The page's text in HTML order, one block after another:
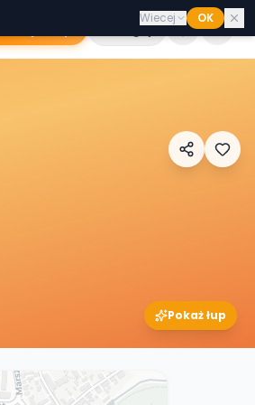
Zaloguj
Pokaż łup
Wiecej OK